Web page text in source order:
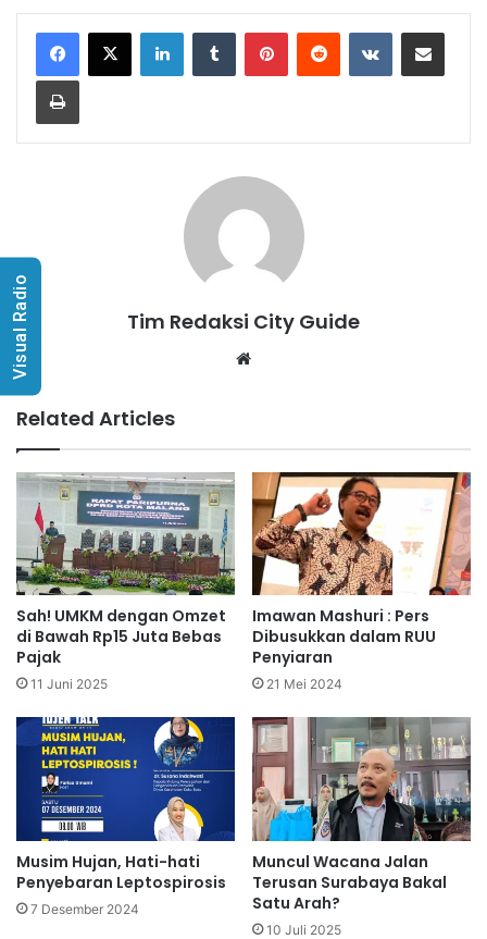
LinkedInTumblr PinterestReddit VKontakteShare via Email
Print
Tim Redaksi City Guide
Related Articles
Sah! UMKM dengan Omzet
di Bawah Rp15 Juta Bebas
Pajak
11 Juni 2025
Imawan Mashuri : Pers
Dibusukkan dalam RUU
Penyiaran
21 Mei 2024
Musim Hujan, Hati-hati
Penyebaran Leptospirosis
7 Desember 2024
Muncul Wacana Jalan
Terusan Surabaya Bakal
Satu Arah?
10 Juli 2025
Visual Radio